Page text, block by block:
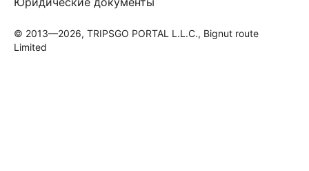
© 2013—2026, TRIPSGO PORTAL L.L.C., Bignut route
Limited